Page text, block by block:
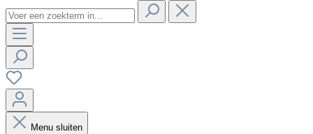
Menu sluiten